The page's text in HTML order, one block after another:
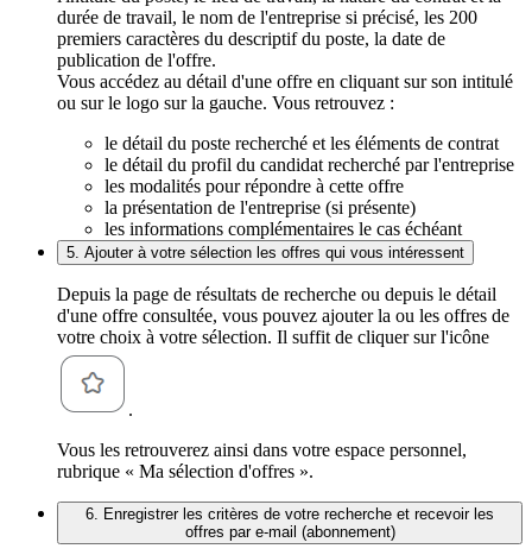
durée de travail, le nom de l'entreprise si précisé, les 200
premiers caractères du descriptif du poste, la date de
publication de l'offre.
Vous accédez au détail d'une offre en cliquant sur son intitulé
ou sur le logo sur la gauche. Vous retrouvez :
le détail du poste recherché et les éléments de contrat
le détail du profil du candidat recherché par l'entreprise
les modalités pour répondre à cette offre
la présentation de l'entreprise (si présente)
les informations complémentaires le cas échéant
5. Ajouter à votre sélection les offres qui vous intéressent
Depuis la page de résultats de recherche ou depuis le détail
d'une offre consultée, vous pouvez ajouter la ou les offres de
votre choix à votre sélection. Il suffit de cliquer sur l'icône
.
Vous les retrouverez ainsi dans votre espace personnel,
rubrique « Ma sélection d'offres ».
6. Enregistrer les critères de votre recherche et recevoir les
offres par e-mail (abonnement)